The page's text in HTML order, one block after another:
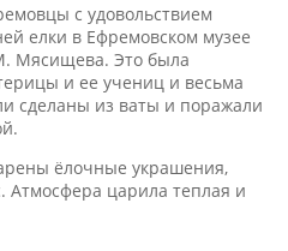
с удовольствием
елки в Ефремовском музее
Мясищева. Это была
и ее учениц и весьма
сделаны из ваты и поражали
ёлочные украшения,
Атмосфера царила теплая и